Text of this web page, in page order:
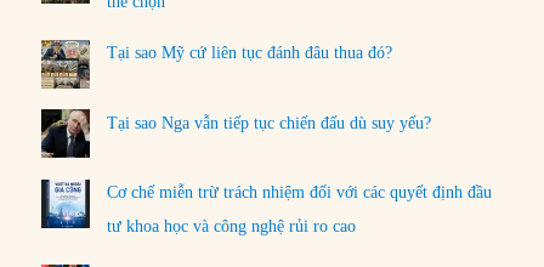
Tại sao Mỹ cứ liên tục đánh đâu thua đó?
Tại sao Nga vẫn tiếp tục chiến đấu dù suy yếu?
Cơ chế miễn trừ trách nhiệm đối với các quyết định đầu
tư khoa học và công nghệ rủi ro cao